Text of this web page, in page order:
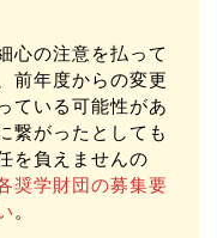
心の注意を払って
前年度からの変更
ている可能性があ
繋がったとしても
を負えませんの
奨学財団の募集要
。